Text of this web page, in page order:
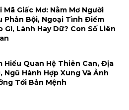
Mã Giấc Mơ: Nằm Mơ Người
Phản Bội, Ngoại Tình Điềm
Gì, Lành Hay Dữ? Con Số Liên
Hiểu Quan Hệ Thiên Can, Địa
Ngũ Hành Hợp Xung Và Ảnh
Tới Bản Mệnh